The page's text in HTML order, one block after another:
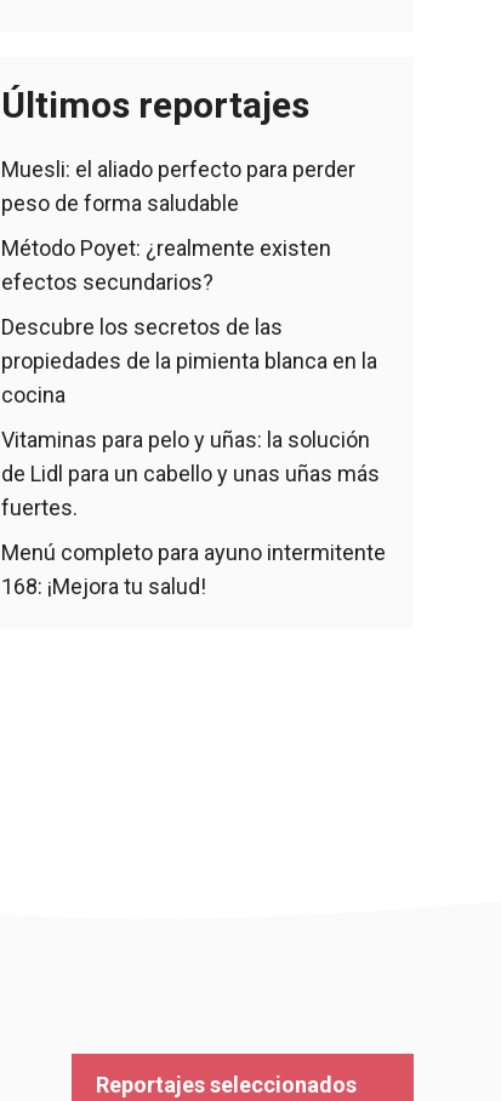
Últimos reportajes
Muesli: el aliado perfecto para perder
peso de forma saludable
Método Poyet: ¿realmente existen
efectos secundarios?
Descubre los secretos de las
propiedades de la pimienta blanca en la
cocina
Vitaminas para pelo y uñas: la solución
de Lidl para un cabello y unas uñas más
fuertes.
Menú completo para ayuno intermitente
168: ¡Mejora tu salud!
Reportajes seleccionados